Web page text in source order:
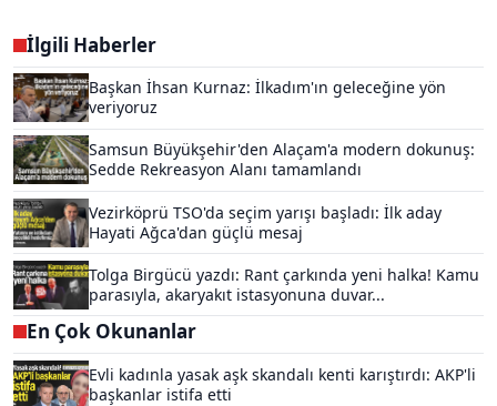
İlgili Haberler
Başkan İhsan Kurnaz: İlkadım'ın geleceğine yön
veriyoruz
Samsun Büyükşehir'den Alaçam'a modern dokunuş:
Sedde Rekreasyon Alanı tamamlandı
Vezirköprü TSO'da seçim yarışı başladı: İlk aday
Hayati Ağca'dan güçlü mesaj
Tolga Birgücü yazdı: Rant çarkında yeni halka! Kamu
parasıyla, akaryakıt istasyonuna duvar...
En Çok Okunanlar
Evli kadınla yasak aşk skandalı kenti karıştırdı: AKP'li
başkanlar istifa etti